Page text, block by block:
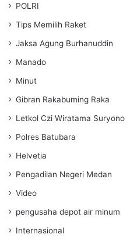
POLRI
Tips Memilih Raket
Jaksa Agung Burhanuddin
Manado
Minut
Gibran Rakabuming Raka
Letkol Czi Wiratama Suryono
Polres Batubara
Helvetia
Pengadilan Negeri Medan
Video
pengusaha depot air minum
Internasional